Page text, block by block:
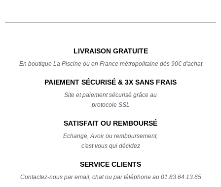
LIVRAISON GRATUITE
En boutique La Piscine ou en France métropolitaine dès 90€ d'achat
PAIEMENT SÉCURISÉ & 3X SANS FRAIS
Site et paiement sécurisé grâce au
protocole SSL
SATISFAIT OU REMBOURSÉ
Echange, Avoir ou remboursement,
c'est vous qui décidez
SERVICE CLIENTS
Contactez-nous par email, chat ou par téléphone au 01.83.64.13.65